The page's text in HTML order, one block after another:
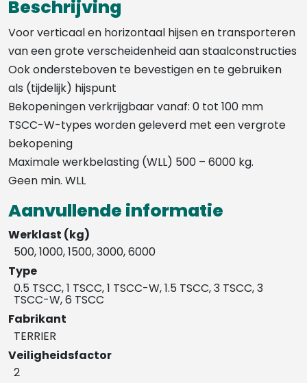
Beschrijving
Voor verticaal en horizontaal hijsen en transporteren
van een grote verscheidenheid aan staalconstructies
Ook ondersteboven te bevestigen en te gebruiken
als (tijdelijk) hijspunt
Bekopeningen verkrijgbaar vanaf: 0 tot 100 mm
TSCC-W-types worden geleverd met een vergrote
bekopening
Maximale werkbelasting (WLL) 500 – 6000 kg.
Geen min. WLL
Aanvullende informatie
Werklast (kg)
500, 1000, 1500, 3000, 6000
Type
0.5 TSCC, 1 TSCC, 1 TSCC-W, 1.5 TSCC, 3 TSCC, 3
TSCC-W, 6 TSCC
Fabrikant
TERRIER
Veiligheidsfactor
2